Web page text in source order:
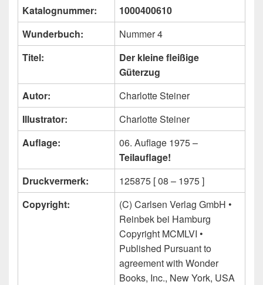
Katalognummer:
1000400610
Wunderbuch:
Nummer 4
Titel:
Der kleine fleißige
Güterzug
Autor:
Charlotte Steiner
Illustrator:
Charlotte Steiner
Auflage:
06. Auflage 1975 –
Teilauflage!
Druckvermerk:
125875 [ 08 – 1975 ]
Copyright:
(C) Carlsen Verlag GmbH •
Reinbek bei Hamburg
Copyright MCMLVI •
Published Pursuant to
agreement with Wonder
Books, Inc., New York, USA